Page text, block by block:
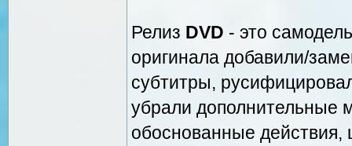
Релиз DVD - это
оригинала добавили/
субтитры,
убрали дополнительные
обоснованные действия,